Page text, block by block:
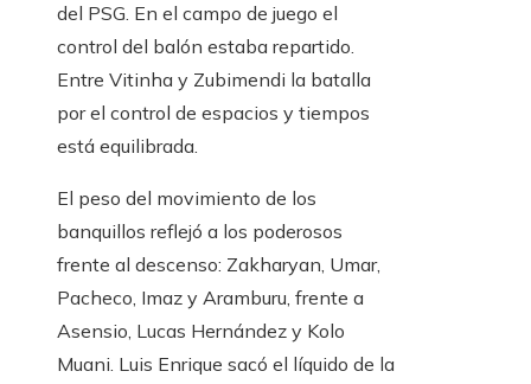
del PSG. En el campo de juego el
control del balón estaba repartido.
Entre Vitinha y Zubimendi la batalla
por el control de espacios y tiempos
está equilibrada.
El peso del movimiento de los
banquillos reflejó a los poderosos
frente al descenso: Zakharyan, Umar,
Pacheco, Imaz y Aramburu, frente a
Asensio, Lucas Hernández y Kolo
Muani. Luis Enrique sacó el líquido de la